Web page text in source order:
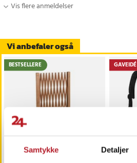
Samtykke Detaljer
Vi anbefaler også
BESTSELLERE GAVEIDÉ
Vis flere anmeldelser